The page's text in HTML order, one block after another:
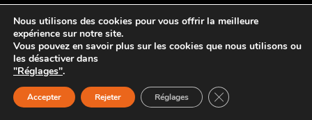
Nous utilisons des cookies pour vous offrir la meilleure
expérience sur notre site.
Vous pouvez en savoir plus sur les cookies que nous utilisons ou
les désactiver dans
"Réglages".
Accepter Rejeter Réglages Close GDPR Cookie